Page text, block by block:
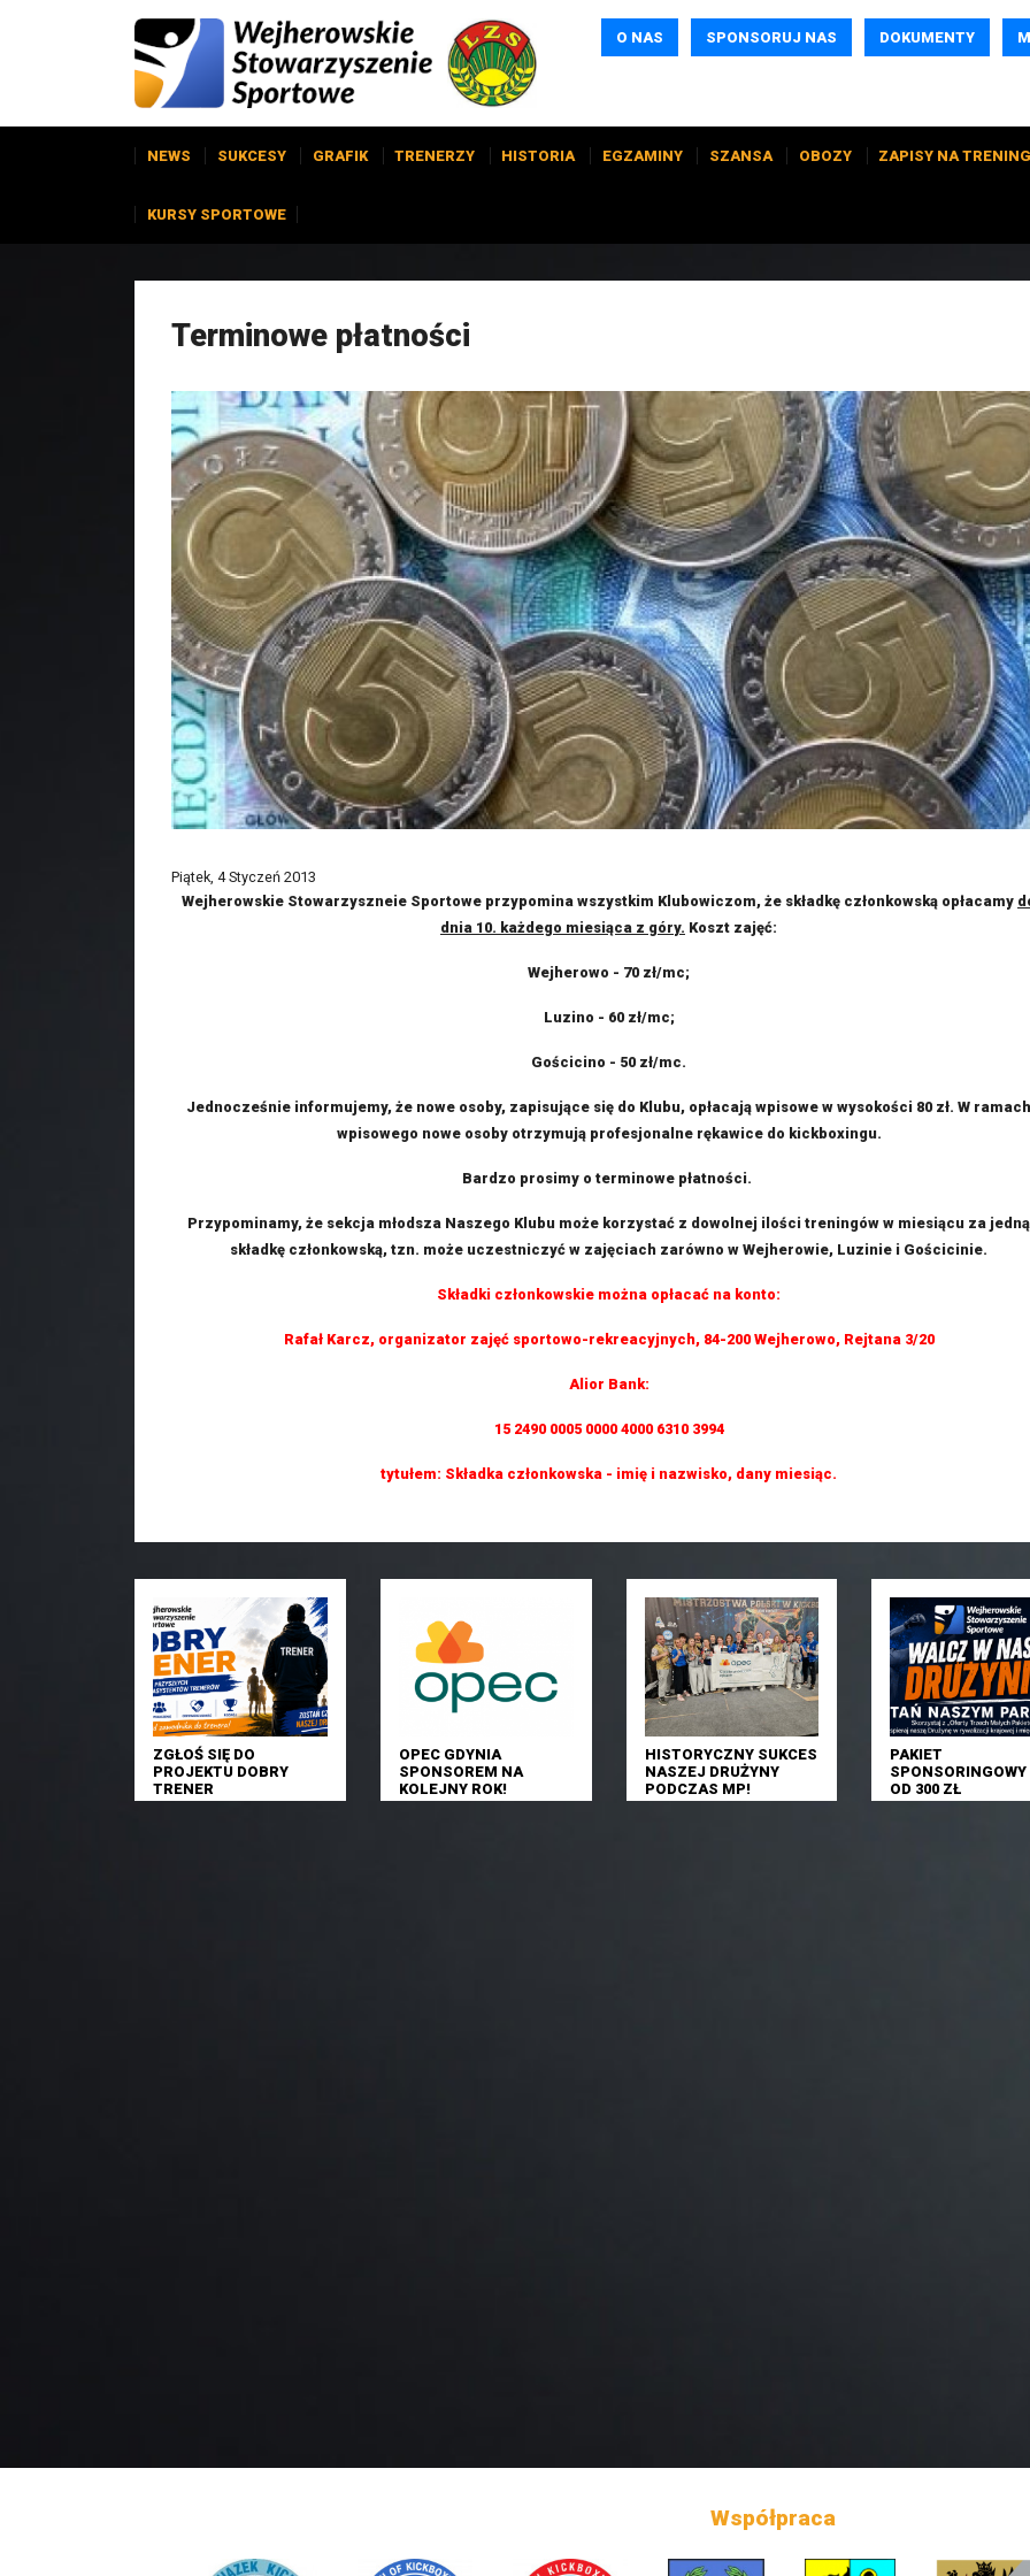
O NAS SPONSORUJ NAS DOKUMENTY
NEWS SUKCESY GRAFIK TRENERZY HISTORIA EGZAMINY SZANSA OBOZY ZAPISY NA
KURSY SPORTOWE
Terminowe płatności
Piątek, 4 Styczeń 2013
Wejherowskie Stowarzyszneie Sportowe przypomina wszystkim Klubowiczom, że składkę członkowską opłacamy
dnia 10. każdego miesiąca z góry. Koszt zajęć:
Wejherowo - 70 zł/mc;
Luzino - 60 zł/mc;
Gościcino - 50 zł/mc.
Jednocześnie informujemy, że nowe osoby, zapisujące się do Klubu, opłacają wpisowe w wysokości 80 zł. W ramach
wpisowego nowe osoby otrzymują profesjonalne rękawice do kickboxingu.
Bardzo prosimy o terminowe płatności.
Przypominamy, że sekcja młodsza Naszego Klubu może korzystać z dowolnej ilości treningów w miesiącu za jedną
składkę członkowską, tzn. może uczestniczyć w zajęciach zarówno w Wejherowie, Luzinie i Gościcinie.
Składki członkowskie można opłacać na konto:
Rafał Karcz, organizator zajęć sportowo-rekreacyjnych, 84-200 Wejherowo, Rejtana 3/20
Alior Bank:
15 2490 0005 0000 4000 6310 3994
tytułem: Składka członkowska - imię i nazwisko, dany miesiąc.
ZGŁOŚ SIĘ DO
PROJEKTU DOBRY
TRENER
OPEC GDYNIA
SPONSOREM NA
KOLEJNY ROK!
HISTORYCZNY SUKCES
NASZEJ DRUŻYNY
PODCZAS MP!
PAKIET
OD 300 ZŁ
Współpraca